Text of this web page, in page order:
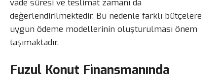
vade süresi ve teslimat zamanı da
değerlendirilmektedir. Bu nedenle farklı bütçelere
uygun ödeme modellerinin oluşturulması önem
taşımaktadır.
Fuzul Konut Finansmanında